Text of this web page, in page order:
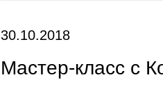
30.10.2018
Мастер-класс с